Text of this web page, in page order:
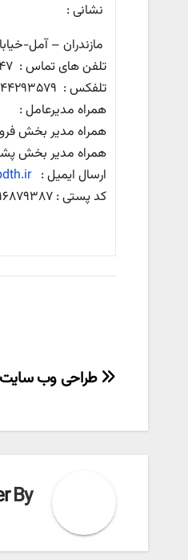
نشانی :
مازندران – آمل-خیابان امام
تلفن های تماس : ۴۴۲۷۲۳۴۷ ۰۱۱ – ۴۴۲۹۳۵۷۹ ۰۱۱
تلفکس : ۴۴۲۹۳۵۷۹ ۰۱۱
همراه مدیرعامل :
همراه مدیر بخش فروش :
همراه مدیر بخش پشتیبانی :
ارسال ایمیل :
کد پستی : ۴۶۱۶۸۷۹۳۸۷
راهبری
طراحی وب
By